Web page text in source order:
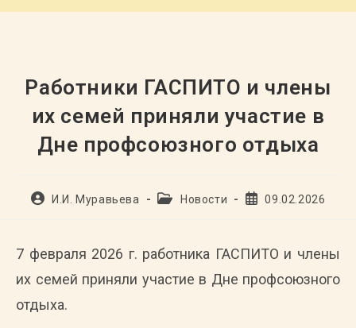
Работники ГАСПИТО и члены
их семей приняли участие в
Дне профсоюзного отдыха
АвторИ.И. Муравьева
РубрикаНовости
Запись09.02.2026
7 февраля 2026 г. работника ГАСПИТО и члены
их семей приняли участие в Дне профсоюзного
отдыха.